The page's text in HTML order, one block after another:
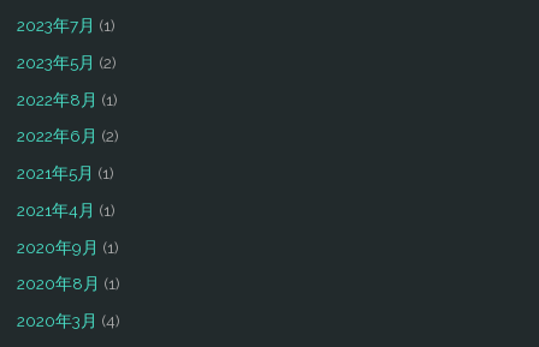
2023年7月 (1)
2023年5月 (2)
2022年8月 (1)
2022年6月 (2)
2021年5月 (1)
2021年4月 (1)
2020年9月 (1)
2020年8月 (1)
2020年3月 (4)